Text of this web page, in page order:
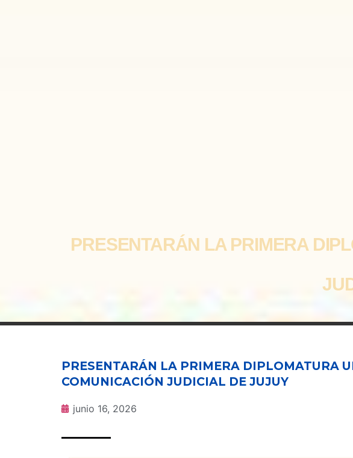
PRESENTARÁN LA PRIMERA
PRESENTARÁN LA PRIMERA DIPLOMATURA
COMUNICACIÓN JUDICIAL DE JUJUY
junio 16, 2026